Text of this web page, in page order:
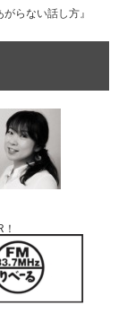
らない話し方』